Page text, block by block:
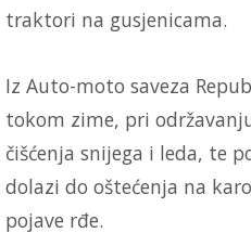
traktori na gusjenicama.
Iz Auto-moto saveza
tokom zime, pri
čišćenja snijega i leda, te
dolazi do oštećenja na
pojave rđe.